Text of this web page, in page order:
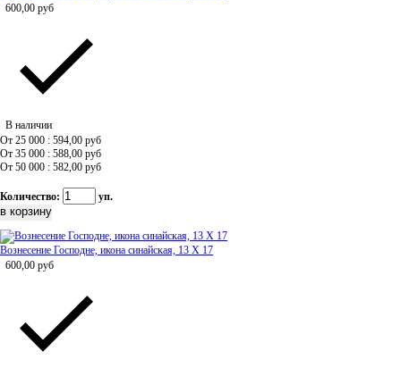
600,00 руб
В наличии
От 25 000 : 594,00 руб
От 35 000 : 588,00 руб
От 50 000 : 582,00 руб
Количество: уп.
Вознесение Господне, икона синайская, 13 Х 17
600,00 руб